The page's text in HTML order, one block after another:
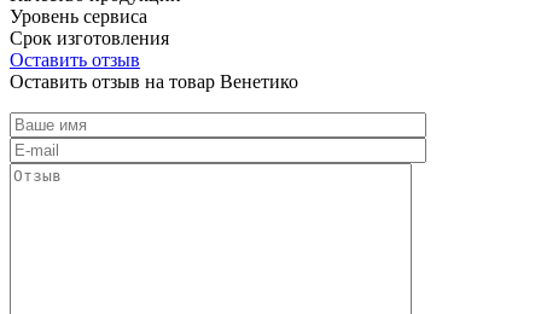
Уровень сервиса
Срок изготовления
Оставить отзыв
Оставить отзыв на товар Венетико